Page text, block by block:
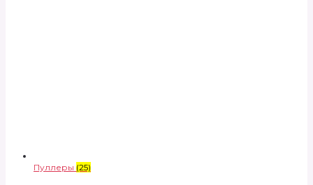
Пуллеры (25)